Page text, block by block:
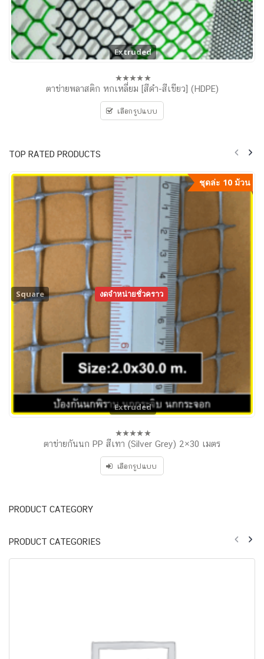
Extruded
0
5
ตาข่ายพลาสติก หกเหลี่ยม [สีดำ-สีเขียว] (HDPE)
เลือกรูปแบบ
TOP RATED PRODUCTS
Extruded
ชุดล่ะ 10 ม้วน
Square งดจำหน่ายชั่วคราว
0
of
5
ตาข่ายกันนก PP สีเทา (Silver Grey) 2×30 เมตร
เลือกรูปแบบ
PRODUCT CATEGORY
PRODUCT CATEGORIES